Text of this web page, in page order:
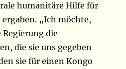
humanitäre Hilfe für
„Ich möchte,
Regierung die
die sie uns gegeben
sie für einen Kongo